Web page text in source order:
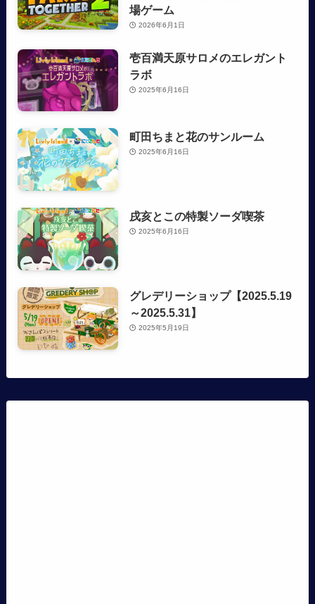
場ゲーム
2026年6月1日
壱百満天原サロメのエレガント
ラボ
2025年6月16日
町田ちまと花のサンルーム
2025年6月16日
戌亥とこの特製ソーダ喫茶
2025年6月16日
グレデリーショップ【2025.5.19
～2025.5.31】
2025年5月19日